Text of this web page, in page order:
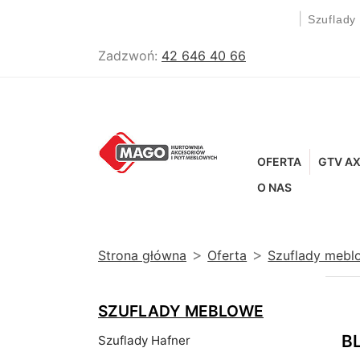
Zadzwoń: 42 646 40 66
OFERTA
GTV
O NAS
Strona główna Oferta Szuflady
SZUFLADY MEBLOWE
Szuflady Hafner